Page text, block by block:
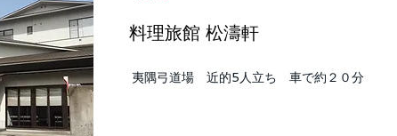
料理旅館 松濤軒
夷隅弓道場 近的5人立ち 車で約２０分